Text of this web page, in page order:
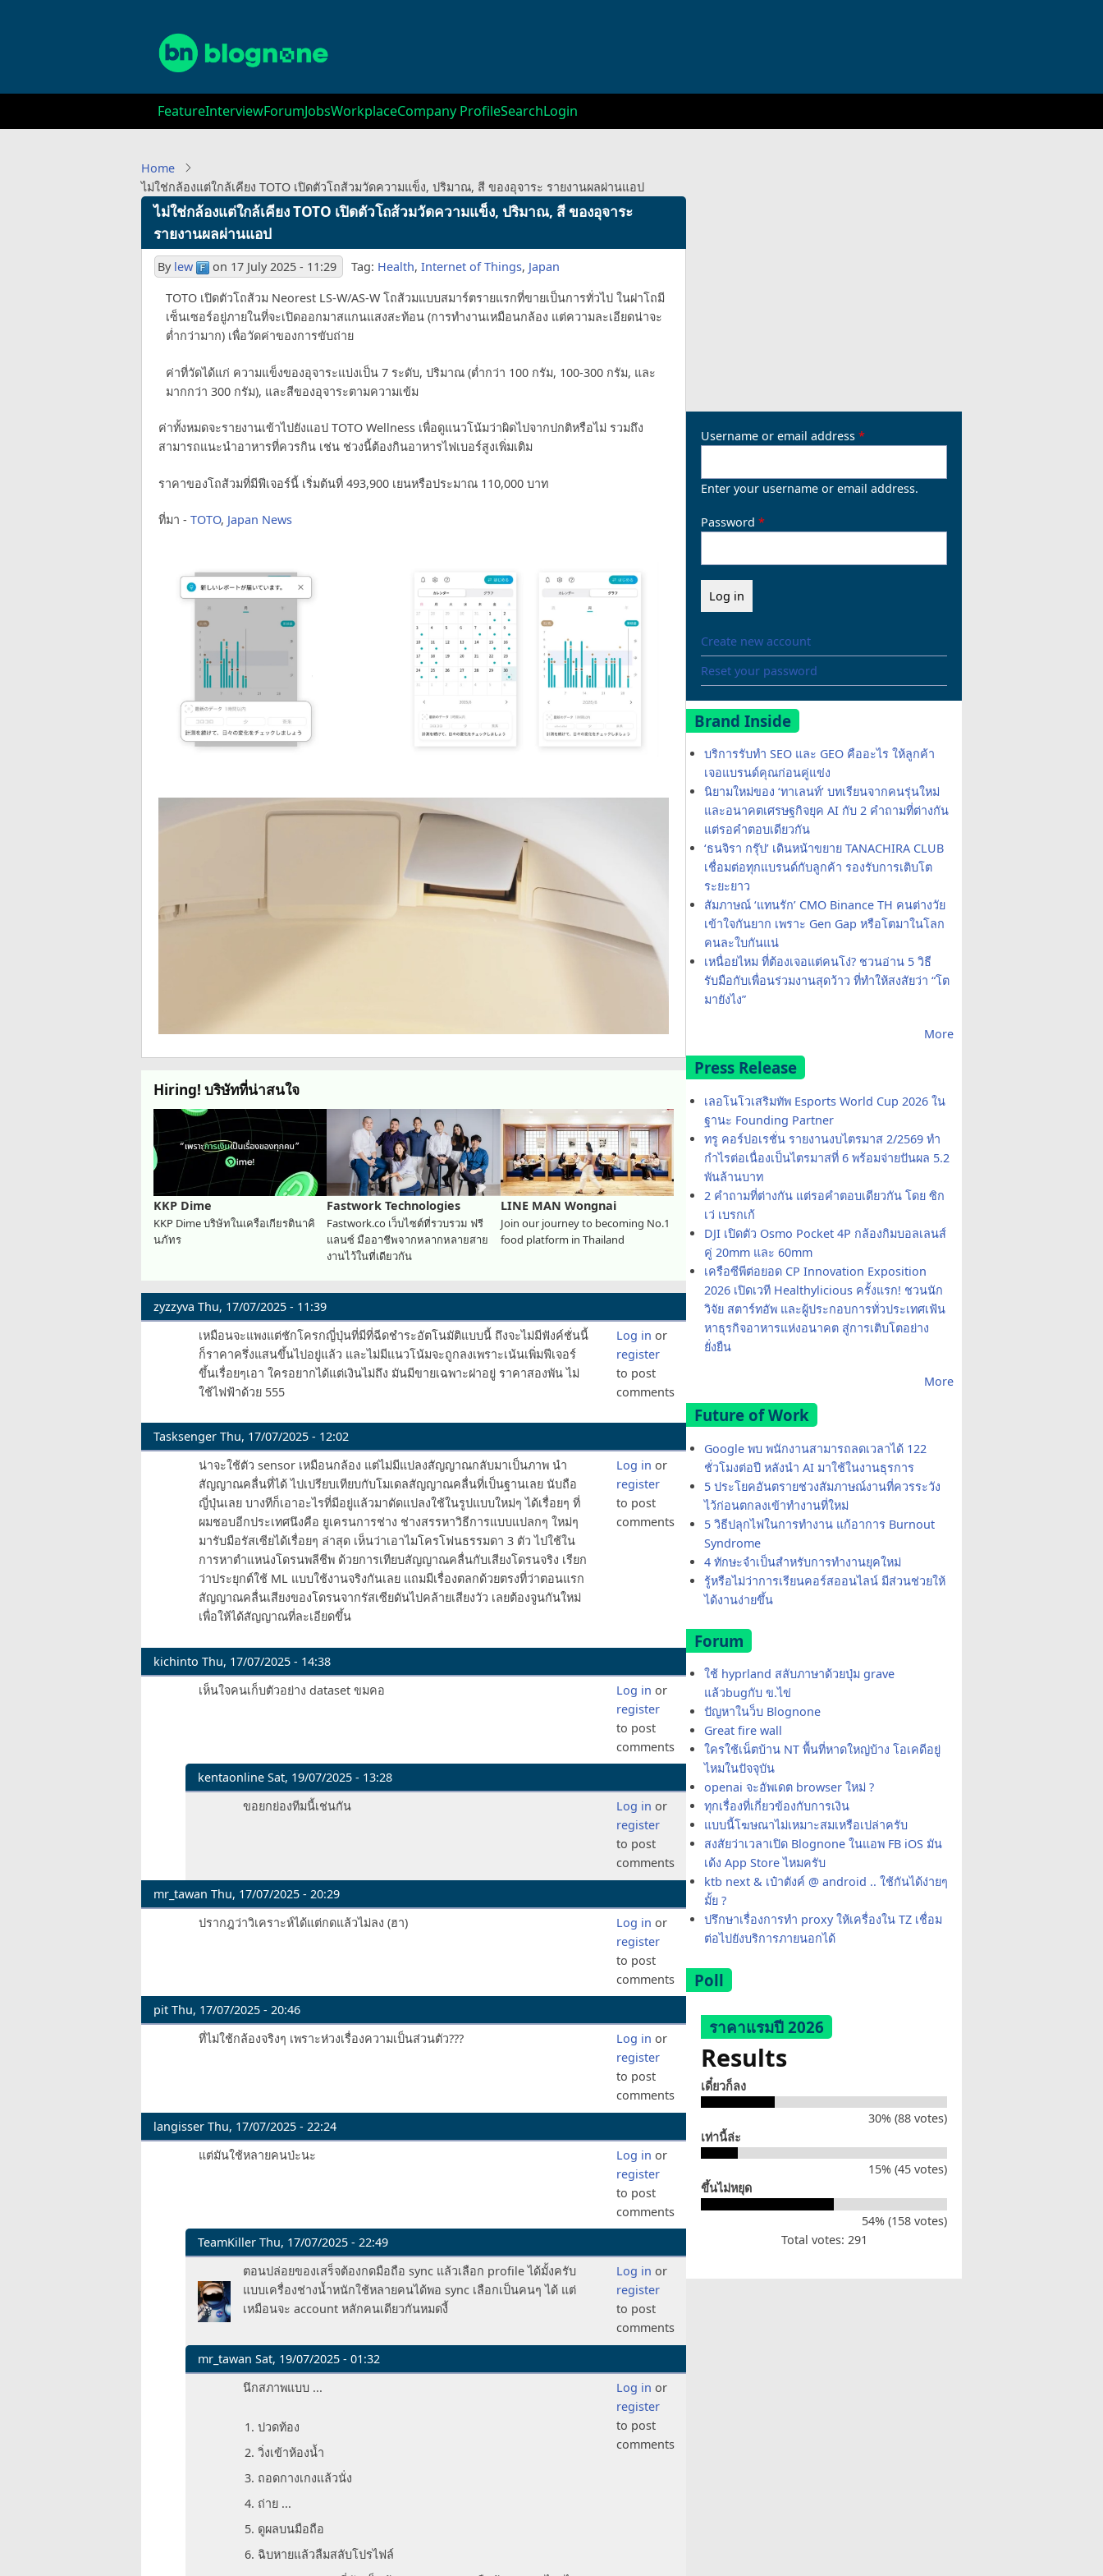
Main
navigation
FeatureInterviewForumJobsWorkplaceCompany ProfileSearchLogin
Home
ไม่ใช่กล้องแต่ใกล้เคียง TOTO เปิดตัวโถส้วมวัดความแข็ง, ปริมาณ, สี ของอุจาระ รายงานผลผ่านแอป
ไม่ใช่กล้องแต่ใกล้เคียง TOTO เปิดตัวโถส้วมวัดความแข็ง, ปริมาณ, สี ของอุจาระ
รายงานผลผ่านแอป
By lew on 17 July 2025 - 11:29 Tag: Health, Internet of Things, Japan
TOTO เปิดตัวโถส้วม Neorest LS-W/AS-W โถส้วมแบบสมาร์ตรายแรกที่ขายเป็นการทั่วไป ในฝาโถมี
เซ็นเซอร์อยู่ภายในที่จะเปิดออกมาสแกนแสงสะท้อน (การทำงานเหมือนกล้อง แต่ความละเอียดน่าจะ
ต่ำกว่ามาก) เพื่อวัดค่าของการขับถ่าย
ค่าที่วัดได้แก่ ความแข็งของอุจาระแบ่งเป็น 7 ระดับ, ปริมาณ (ต่ำกว่า 100 กรัม, 100-300 กรัม, และ
มากกว่า 300 กรัม), และสีของอุจาระตามความเข้ม
ค่าทั้งหมดจะรายงานเข้าไปยังแอป TOTO Wellness เพื่อดูแนวโน้มว่าผิดไปจากปกติหรือไม่ รวมถึง
สามารถแนะนำอาหารที่ควรกิน เช่น ช่วงนี้ต้องกินอาหารไฟเบอร์สูงเพิ่มเติม
ราคาของโถส้วมที่มีฟีเจอร์นี้ เริ่มต้นที่ 493,900 เยนหรือประมาณ 110,000 บาท
ที่มา - TOTO, Japan News
Hiring! บริษัทที่น่าสนใจ
KKP Dime
KKP Dime บริษัทในเครือเกียรตินาคิ
นภัทร
Fastwork Technologies
Fastwork.co เว็บไซต์ที่รวบรวม ฟรี
แลนซ์ มืออาชีพจากหลากหลายสาย
งานไว้ในที่เดียวกัน
LINE MAN Wongnai
Join our journey to becoming No.1
food platform in Thailand
zyzzyva Thu, 17/07/2025 - 11:39
เหมือนจะแพงแต่ชักโครกญี่ปุ่นที่มีที่ฉีดชำระอัตโนมัติแบบนี้ ถึงจะไม่มีฟังค์ชั่นนี้
ก็ราคาครึ่งแสนขึ้นไปอยู่แล้ว และไม่มีแนวโน้มจะถูกลงเพราะเน้นเพิ่มฟีเจอร์
ขึ้นเรื่อยๆเอา ใครอยากได้แต่เงินไม่ถึง มันมีขายเฉพาะฝาอยู่ ราคาสองพัน ไม่
ใช้ไฟฟ้าด้วย 555
Log in or
register
to post
comments
Tasksenger Thu, 17/07/2025 - 12:02
น่าจะใช้ตัว sensor เหมือนกล้อง แต่ไม่มีแปลงสัญญาณกลับมาเป็นภาพ นำ
สัญญาณคลื่นที่ได้ ไปเปรียบเทียบกับโมเดลสัญญาณคลื่นที่เป็นฐานเลย นับถือ
ญี่ปุ่นเลย บางทีก็เอาอะไรที่มีอยู่แล้วมาดัดแปลงใช้ในรูปแบบใหม่ๆ ได้เรื่อยๆ ที่
ผมชอบอีกประเทศนึงคือ ยูเครนการช่าง ช่างสรรหาวิธีการแบบแปลกๆ ใหม่ๆ
มารับมือรัสเซียได้เรื่อยๆ ล่าสุด เห็นว่าเอาไมโครโฟนธรรมดา 3 ตัว ไปใช้ใน
การหาตำแหน่งโดรนพลีชีพ ด้วยการเทียบสัญญาณคลื่นกับเสียงโดรนจริง เรียก
ว่าประยุกต์ใช้ ML แบบใช้งานจริงกันเลย แถมมีเรื่องตลกด้วยตรงที่ว่าตอนแรก
สัญญาณคลื่นเสียงของโดรนจากรัสเซียดันไปคล้ายเสียงวัว เลยต้องจูนกันใหม่
เพื่อให้ได้สัญญาณที่ละเอียดขึ้น
Log in or
register
to post
comments
kichinto Thu, 17/07/2025 - 14:38
เห็นใจคนเก็บตัวอย่าง dataset ขมคอ
Log in or
register
to post
comments
kentaonline Sat, 19/07/2025 - 13:28
In
เก็บ
ตัวอย่าง
dataset…
ขอยกย่องทีมนี้เช่นกัน Log in or
register
to post
comments
mr_tawan Thu, 17/07/2025 - 20:29
ปรากฎว่าวิเคราะห์ได้แต่กดแล้วไม่ลง (ฮา)
Log in or
register
to post
comments
pit Thu, 17/07/2025 - 20:46
ที่ไม่ใช้กล้องจริงๆ เพราะห่วงเรื่องความเป็นส่วนตัว???
Log in or
register
to post
comments
langisser Thu, 17/07/2025 - 22:24
แต่มันใช้หลายคนป่ะนะ
Log in or
register
to post
comments
TeamKiller Thu, 17/07/2025 - 22:49
In
reply
to
แต่
ใช้
หลาย
ตอนปล่อยของเสร็จต้องกดมือถือ sync แล้วเลือก profile ได้มั้งครับ
แบบเครื่องช่างน้ำหนักใช้หลายคนได้พอ sync เลือกเป็นคนๆ ได้ แต่
เหมือนจะ account หลักคนเดียวกันหมดงี้
Log in or
register
to post
comments
mr_tawan Sat, 19/07/2025 - 01:32
In
นึกสภาพแบบ ...
ปวดท้อง
วิ่งเข้าห้องน้ำ
ถอดกางเกงแล้วนั่ง
ถ่าย ...
ดูผลบนมือถือ
ฉิบหายแล้วลืมสลับโปรไฟล์
Log in or
register
to post
comments
Username or email address
Enter your username or email address.
Password
Create new account
Reset your password
Brand Inside
บริการรับทำ SEO และ GEO คืออะไร ให้ลูกค้า
เจอแบรนด์คุณก่อนคู่แข่ง
นิยามใหม่ของ ‘ทาเลนท์’ บทเรียนจากคนรุ่นใหม่
และอนาคตเศรษฐกิจยุค AI กับ 2 คำถามที่ต่างกัน
แต่รอคำตอบเดียวกัน
‘ธนจิรา กรุ๊ป’ เดินหน้าขยาย TANACHIRA CLUB
เชื่อมต่อทุกแบรนด์กับลูกค้า รองรับการเติบโต
ระยะยาว
สัมภาษณ์ ‘แทนรัก’ CMO Binance TH คนต่างวัย
เข้าใจกันยาก เพราะ Gen Gap หรือโตมาในโลก
คนละใบกันแน่
เหนื่อยไหม ที่ต้องเจอแต่คนโง่? ชวนอ่าน 5 วิธี
รับมือกับเพื่อนร่วมงานสุดว้าว ที่ทำให้สงสัยว่า “โต
มายังไง”
More
Press Release
เลอโนโวเสริมทัพ Esports World Cup 2026 ใน
ฐานะ Founding Partner
ทรู คอร์ปอเรชั่น รายงานงบไตรมาส 2/2569 ทำ
กำไรต่อเนื่องเป็นไตรมาสที่ 6 พร้อมจ่ายปันผล 5.2
พันล้านบาท
2 คำถามที่ต่างกัน แต่รอคำตอบเดียวกัน โดย ซิก
เว่ เบรกเก้
DJI เปิดตัว Osmo Pocket 4P กล้องกิมบอลเลนส์
คู่ 20mm และ 60mm
เครือซีพีต่อยอด CP Innovation Exposition
2026 เปิดเวที Healthylicious ครั้งแรก! ชวนนัก
วิจัย สตาร์ทอัพ และผู้ประกอบการทั่วประเทศเฟ้น
หาธุรกิจอาหารแห่งอนาคต สู่การเติบโตอย่าง
ยั่งยืน
More
Future of Work
Google พบ พนักงานสามารถลดเวลาได้ 122
ชั่วโมงต่อปี หลังนำ AI มาใช้ในงานธุรการ
5 ประโยคอันตรายช่วงสัมภาษณ์งานที่ควรระวัง
ไว้ก่อนตกลงเข้าทำงานที่ใหม่
5 วิธีปลุกไฟในการทำงาน แก้อาการ Burnout
Syndrome
4 ทักษะจำเป็นสำหรับการทำงานยุคใหม่
รู้หรือไม่ว่าการเรียนคอร์สออนไลน์ มีส่วนช่วยให้
ได้งานง่ายขึ้น
Forum
ใช้ hyprland สลับภาษาด้วยปุ่ม grave
แล้วbugกับ ข.ไข่
ปัญหาในว็บ Blognone
Great fire wall
ใครใช้เน็ตบ้าน NT พื้นที่หาดใหญ่บ้าง โอเคดีอยู่
ไหมในปัจจุบัน
openai จะอัพเดต browser ใหม่ ?
ทุกเรื่องที่เกี่ยวข้องกับการเงิน
แบบนี้โฆษณาไม่เหมาะสมเหรือเปล่าครับ
สงสัยว่าเวลาเปิด Blognone ในแอพ FB iOS มัน
เด้ง App Store ไหมครับ
ktb next & เป๋าตังค์ @ android .. ใช้กันได้ง่ายๆ
มั้ย ?
ปรึกษาเรื่องการทำ proxy ให้เครื่องใน TZ เชื่อม
ต่อไปยังบริการภายนอกได้
Poll
ราคาแรมปี 2026
Results
เดี๋ยวก็ลง
30% (88 votes)
เท่านี้ล่ะ
15% (45 votes)
ขึ้นไม่หยุด
54% (158 votes)
Total votes: 291